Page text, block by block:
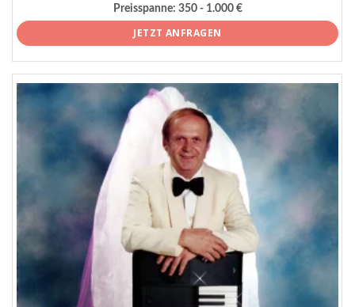
Preisspanne: 350 - 1.000 €
JETZT ANFRAGEN